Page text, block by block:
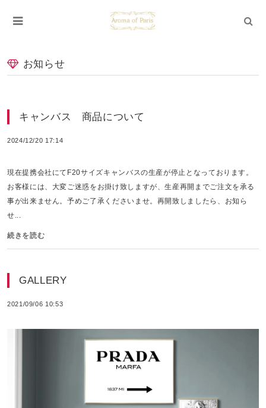
お知らせ
キャンバス 商品について
2024/12/20 17:14
現在提携会社にてF20サイズキャンバスの生産が停止となっております。
お客様には、大変ご迷惑をお掛け致しますが、生産再開までご注文を承る
事が出来ません。予めご了承くださいませ。再開致しましたら、お知ら
せ...
続きを読む
GALLERY
2021/09/06 10:53